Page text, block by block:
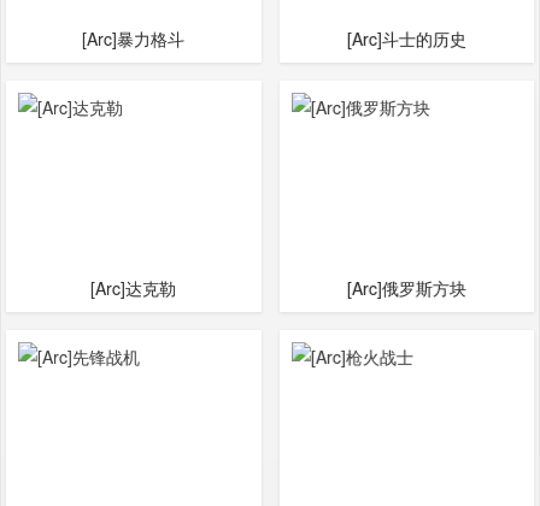
[Arc]暴力格斗 [Arc]斗士的历史
[Arc]达克勒 [Arc]俄罗斯方块